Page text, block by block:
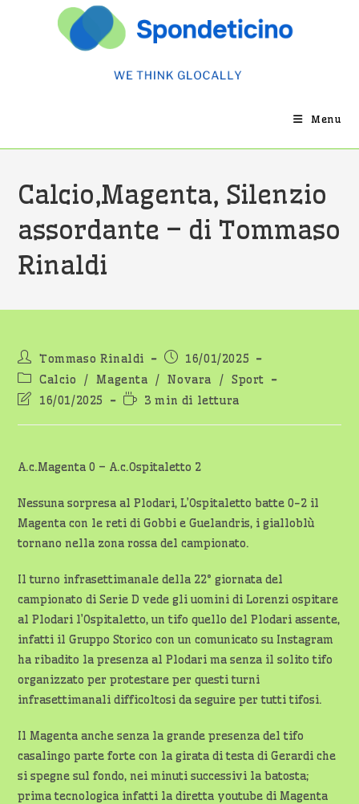
Menu
Calcio,Magenta, Silenzio
assordante – di Tommaso
Rinaldi
Autore
dell'articolo:
Tommaso Rinaldi
Articolo
pubblicato:
16/01/2025
Categoria
dell'articolo:
Calcio / Magenta / Novara / Sport
Ultima
dell'articolo:
16/01/2025
Tempo
lettura:
3 min di lettura
A.c.Magenta 0 – A.c.Ospitaletto 2
Nessuna sorpresa al Plodari, L’Ospitaletto batte 0-2 il
Magenta con le reti di Gobbi e Guelandris, i gialloblù
tornano nella zona rossa del campionato.
Il turno infrasettimanale della 22° giornata del
campionato di Serie D vede gli uomini di Lorenzi ospitare
al Plodari l’Ospitaletto, un tifo quello del Plodari assente,
infatti il Gruppo Storico con un comunicato su Instagram
ha ribadito la presenza al Plodari ma senza il solito tifo
organizzato per protestare per questi turni
infrasettimanali difficoltosi da seguire per tutti tifosi.
Il Magenta anche senza la grande presenza del tifo
casalingo parte forte con la girata di testa di Gerardi che
si spegne sul fondo, nei minuti successivi la batosta;
prima tecnologica infatti la diretta youtube di Magenta